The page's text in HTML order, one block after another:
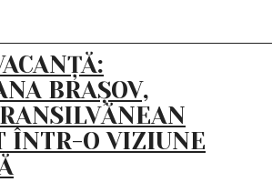
BRAȘOV,
ÎNTR-O VIZIUNE